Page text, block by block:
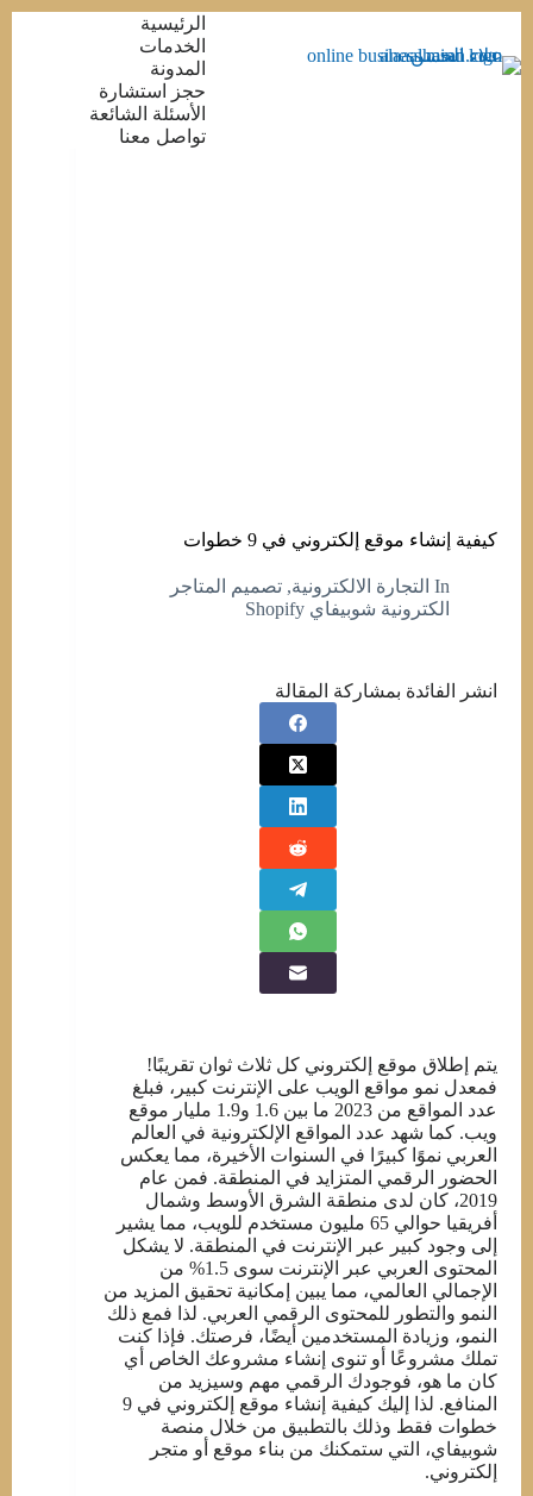
المحتوى
الرئيسية
الخدمات
المدونة
حجز استشارة
الأسئلة الشائعة
تواصل معنا
كيفية إنشاء موقع إلكتروني في 9 خطوات
In التجارة الالكترونية,تصميم المتاجر
الكترونية شوبيفاي Shopify
انشر الفائدة بمشاركة المقالة
يتم إطلاق موقع إلكتروني كل ثلاث ثوان تقريبًا!
فمعدل نمو مواقع الويب على الإنترنت كبير، فبلغ
عدد المواقع من 2023 ما بين 1.6 و1.9 مليار موقع
ويب. كما شهد عدد المواقع الإلكترونية في العالم
العربي نموًا كبيرًا في السنوات الأخيرة، مما يعكس
الحضور الرقمي المتزايد في المنطقة. فمن عام
2019، كان لدى منطقة الشرق الأوسط وشمال
أفريقيا حوالي 65 مليون مستخدم للويب، مما يشير
إلى وجود كبير عبر الإنترنت في المنطقة. لا يشكل
المحتوى العربي عبر الإنترنت سوى 1.5% من
الإجمالي العالمي، مما يبين إمكانية تحقيق المزيد من
النمو والتطور للمحتوى الرقمي العربي. لذا فمع ذلك
النمو، وزيادة المستخدمين أيضًا، فرصتك. فإذا كنت
تملك مشروعًا أو تنوى إنشاء مشروعك الخاص أي
كان ما هو، فوجودك الرقمي مهم وسيزيد من
المنافع. لذا إليك كيفية إنشاء موقع إلكتروني في 9
خطوات فقط وذلك بالتطبيق من خلال منصة
شوبيفاي، التي ستمكنك من بناء موقع أو متجر
إلكتروني.